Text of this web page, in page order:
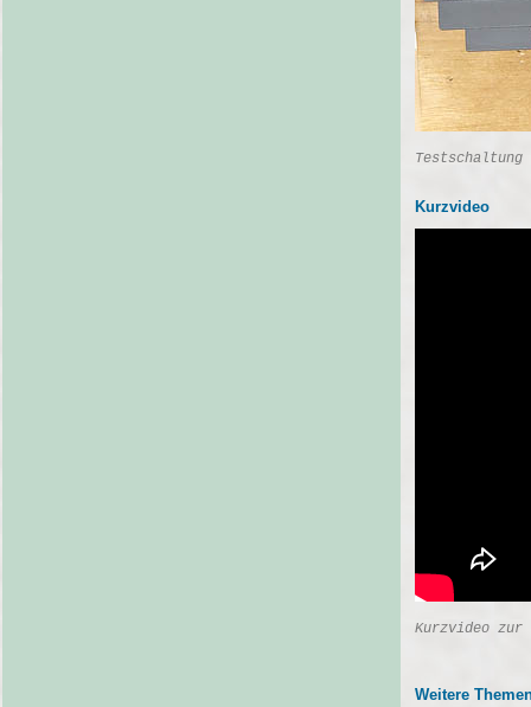
Testschaltung
Kurzvideo
Kurzvideo zur
Weitere